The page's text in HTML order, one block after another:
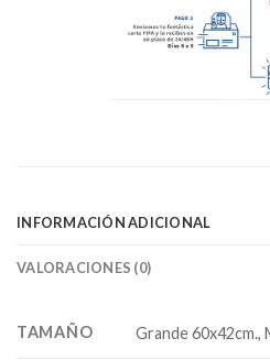
INFORMACIÓN ADICIONAL
VALORACIONES (0)
TAMAÑO Grande 60x42cm.,